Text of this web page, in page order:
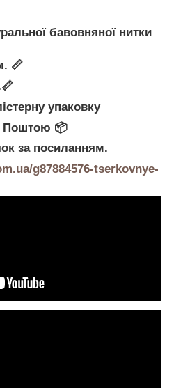
бавовняної нитки
📏
📏
упаковку
Поштою 📦
за посиланням.
g87884576-tserkovnye-